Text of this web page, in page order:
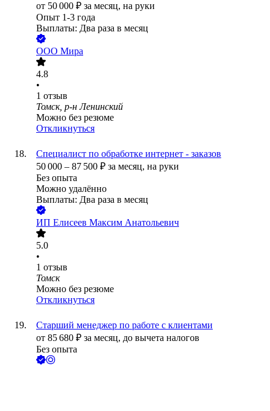
от 50 000 ₽ за месяц, на руки
Опыт 1-3 года
Выплаты: Два раза в месяц
ООО Мира
4.8
•
1 отзыв
Томск, р-н Ленинский
Можно без резюме
Откликнуться
Специалист по обработке интернет - заказов
50 000 – 87 500 ₽ за месяц, на руки
Без опыта
Можно удалённо
Выплаты: Два раза в месяц
ИП Елисеев Максим Анатольевич
5.0
•
1 отзыв
Томск
Можно без резюме
Откликнуться
Старший менеджер по работе с клиентами
от 85 680 ₽ за месяц, до вычета налогов
Без опыта